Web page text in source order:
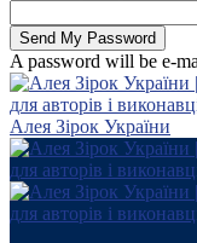
A password will be e-
Алея Зірок України